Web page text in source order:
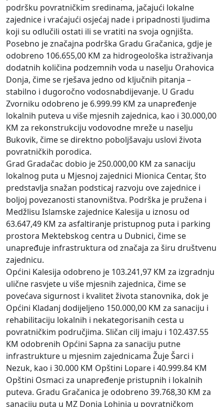
podršku povratničkim sredinama, jačajući lokalne
zajednice i vraćajući osjećaj nade i pripadnosti ljudima
koji su odlučili ostati ili se vratiti na svoja ognjišta.
Posebno je značajna podrška Gradu Gračanica, gdje je
odobreno 106.655,00 KM za hidrogeološka istraživanja
dodatnih količina podzemnih voda u naselju Orahovica
Donja, čime se rješava jedno od ključnih pitanja –
stabilno i dugoročno vodosnabdijevanje. U Gradu
Zvorniku odobreno je 6.999.99 KM za unapređenje
lokalnih puteva u više mjesnih zajednica, kao i 30.000,00
KM za rekonstrukciju vodovodne mreže u naselju
Bukovik, čime se direktno poboljšavaju uslovi života
povratničkih porodica.
Grad Gradačac dobio je 250.000,00 KM za sanaciju
lokalnog puta u Mjesnoj zajednici Mionica Centar, što
predstavlja snažan podsticaj razvoju ove zajednice i
boljoj povezanosti stanovništva. Podrška je pružena i
Medžlisu Islamske zajednice Kalesija u iznosu od
63.647,49 KM za asfaltiranje pristupnog puta i parking
prostora Mektebskog centra u Dubnici, čime se
unapređuje infrastruktura od značaja za širu društvenu
zajednicu.
Općini Kalesija odobreno je 103.241,97 KM za izgradnju
ulične rasvjete u više mjesnih zajednica, čime se
povećava sigurnost i kvalitet života stanovnika, dok je
Općini Kladanj dodijeljeno 150.000,00 KM za sanaciju i
rehabilitaciju lokalnih i nekategorisanih cesta u
povratničkim područjima. Sličan cilj imaju i 102.437.55
KM odobrenih Općini Sapna za sanaciju putne
infrastrukture u mjesnim zajednicama Žuje Šarci i
Nezuk, kao i 30.000 KM Opštini Lopare i 40.999.84 KM
Opštini Osmaci za unapređenje pristupnih i lokalnih
puteva. Gradu Gračanica je odobreno 39.768,30 KM za
sanaciju puta u MZ Donja Lohinja u povratničkom